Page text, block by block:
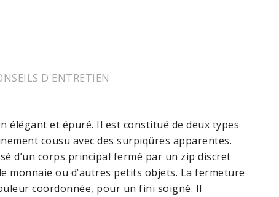
D'ENTRETIEN
élégant et épuré. Il est constitué de deux types
cousu avec des surpiqûres apparentes.
d’un corps principal fermé par un zip discret
monnaie ou d’autres petits objets. La fermeture
coordonnée, pour un fini soigné. Il